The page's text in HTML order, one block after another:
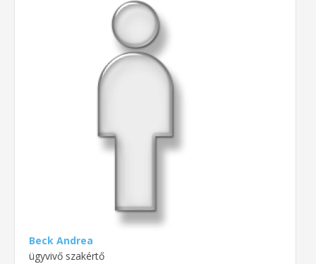
Beck Andrea
ügyvivő szakértő